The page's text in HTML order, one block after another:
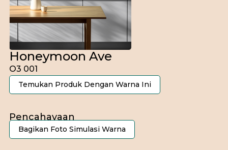
Honeymoon Ave
O3 001
Temukan Produk Dengan Warna Ini
Pencahayaan
Bagikan Foto Simulasi Warna